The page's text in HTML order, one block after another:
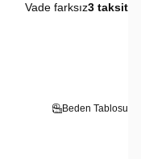
Vade farksız3 taksit
Beden Tablosu